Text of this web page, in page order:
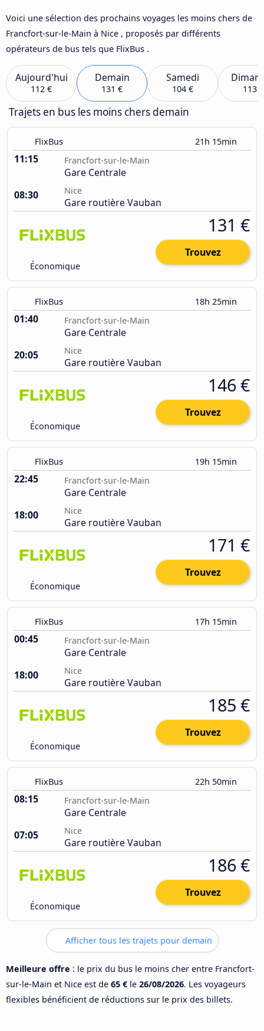
Voici une sélection des prochains voyages les moins chers de
Francfort-sur-le-Main à Nice , proposés par différents
opérateurs de bus tels que FlixBus .
Aujourd'hui
112 €
Demain
131 €
Samedi
104 € 113 €
Trajets en bus les moins chers demain
FlixBus 21h 15min
11:15 Francfort-sur-le-Main
Gare Centrale
08:30
Nice
Gare routière Vauban
Économique
131 €
Trouvez
FlixBus 18h 25min
01:40 Francfort-sur-le-Main
Gare Centrale
20:05
Nice
Gare routière Vauban
Économique
146 €
Trouvez
FlixBus 19h 15min
22:45 Francfort-sur-le-Main
Gare Centrale
18:00
Nice
Gare routière Vauban
Économique
171 €
Trouvez
FlixBus 17h 15min
00:45 Francfort-sur-le-Main
Gare Centrale
18:00
Nice
Gare routière Vauban
Économique
185 €
Trouvez
FlixBus 22h 50min
08:15 Francfort-sur-le-Main
Gare Centrale
07:05
Nice
Gare routière Vauban
Économique
186 €
Trouvez
Afficher tous les trajets pour demain
Meilleure offre : le prix du bus le moins cher entre Francfort-
sur-le-Main et Nice est de 65 € le 26/08/2026. Les voyageurs
flexibles bénéficient de réductions sur le prix des billets.